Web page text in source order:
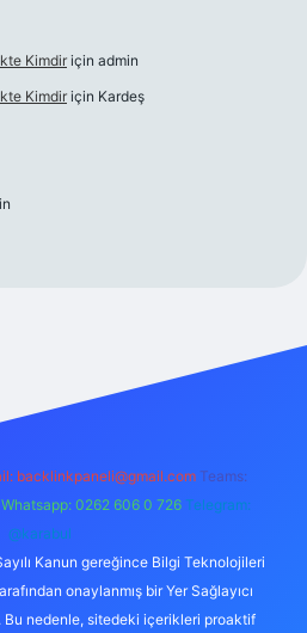
Kimdir için admin
Kimdir için Kardeş
backlinkpaneli@gmail.com Teams:
Whatsapp: 0262 606 0 726 Telegram:
@karabul
Kanun gereğince Bilgi Teknolojileri
onaylanmış bir Yer Sağlayıcı
nedenle, sitedeki içerikleri proaktif